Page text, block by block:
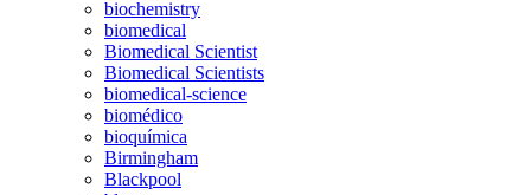
biochemistry
biomedical
Biomedical Scientist
Biomedical Scientists
biomedical-science
biomédico
bioquímica
Birmingham
Blackpool